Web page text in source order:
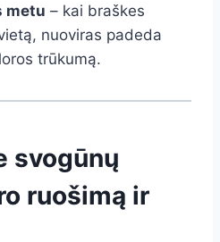
metu – kai braškes
nuoviras padeda
trūkumą.
svogūnų
ruošimą ir